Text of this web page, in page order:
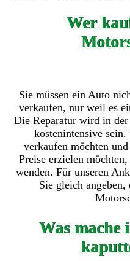
Wer
Sie müssen ein Auto
verkaufen, nur weil es
Die Reparatur wird in
kostenintensive
verkaufen möchten
Preise erzielen
wenden. Für unseren
Sie gleich angeben,
Was mache